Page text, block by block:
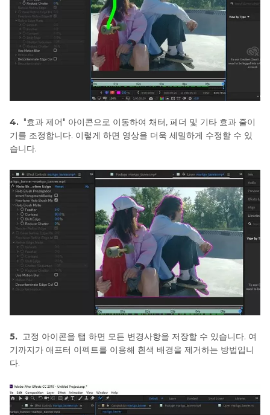
4. "효과 제어" 아이콘으로 이동하여 채터, 페더 및 기타 효과 줄이
기를 조정합니다. 이렇게 하면 영상을 더욱 세밀하게 수정할 수 있
습니다.
5. 고정 아이콘을 탭 하면 모든 변경사항을 저장할 수 있습니다. 여
기까지가 애프터 이펙트를 이용해 흰색 배경을 제거하는 방법입니
다.